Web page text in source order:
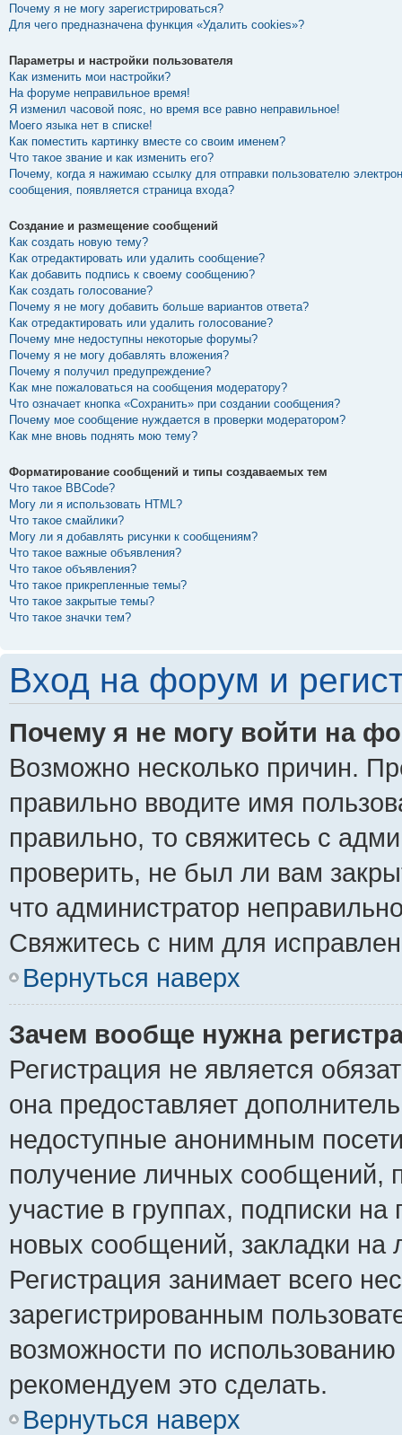
Почему я не могу зарегистрироваться?
Для чего предназначена функция «Удалить cookies»?
Параметры и настройки пользователя
Как изменить мои настройки?
На форуме неправильное время!
Я изменил часовой пояс, но время все равно неправильное!
Моего языка нет в списке!
Как поместить картинку вместе со своим именем?
Что такое звание и как изменить его?
Почему, когда я нажимаю ссылку для отправки пользователю
сообщения, появляется страница входа?
Создание и размещение сообщений
Как создать новую тему?
Как отредактировать или удалить сообщение?
Как добавить подпись к своему сообщению?
Как создать голосование?
Почему я не могу добавить больше вариантов ответа?
Как отредактировать или удалить голосование?
Почему мне недоступны некоторые форумы?
Почему я не могу добавлять вложения?
Почему я получил предупреждение?
Как мне пожаловаться на сообщения модератору?
Что означает кнопка «Сохранить» при создании сообщения?
Почему мое сообщение нуждается в проверки модератором?
Как мне вновь поднять мою тему?
Форматирование сообщений и типы создаваемых тем
Что такое BBCode?
Могу ли я использовать HTML?
Что такое смайлики?
Могу ли я добавлять рисунки к сообщениям?
Что такое важные объявления?
Что такое объявления?
Что такое прикрепленные темы?
Что такое закрытые темы?
Что такое значки тем?
Вход на форум и
Почему я не могу войти на
Возможно несколько причин.
правильно вводите имя
правильно, то свяжитесь с
проверить, не был ли вам
что администратор
Свяжитесь с ним для
Вернуться наверх
Зачем вообще нужна
Регистрация не является
она предоставляет
недоступные анонимным
получение личных сообщений,
участие в группах, подписки
новых сообщений, закладки
Регистрация занимает всего
зарегистрированным
возможности по
рекомендуем это сделать.
Вернуться наверх